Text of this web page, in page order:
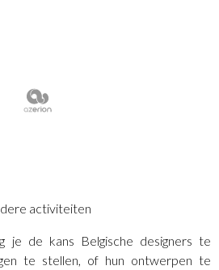
activiteiten
je de kans Belgische designers te
te stellen, of hun ontwerpen te